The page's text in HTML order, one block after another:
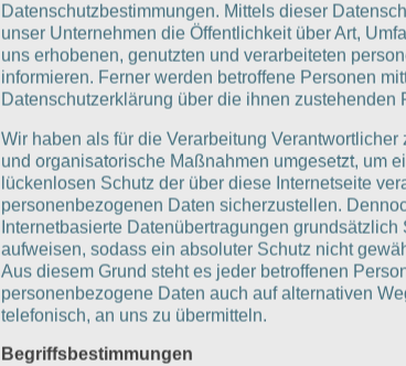
Datenschutzbestimmungen. Mittels dieser
unser Unternehmen die Öffentlichkeit über Art,
uns erhobenen, genutzten und verarbeiteten
informieren. Ferner werden betroffene Personen
Datenschutzerklärung über die ihnen zustehenden
Wir haben als für die Verarbeitung Verantwortlicher
und organisatorische Maßnahmen umgesetzt, um
lückenlosen Schutz der über diese Internetseite
personenbezogenen Daten sicherzustellen.
Internetbasierte Datenübertragungen grundsätzlich
aufweisen, sodass ein absoluter Schutz nicht
Aus diesem Grund steht es jeder betroffenen
personenbezogene Daten auch auf alternativen
telefonisch, an uns zu übermitteln.
Begriffsbestimmungen